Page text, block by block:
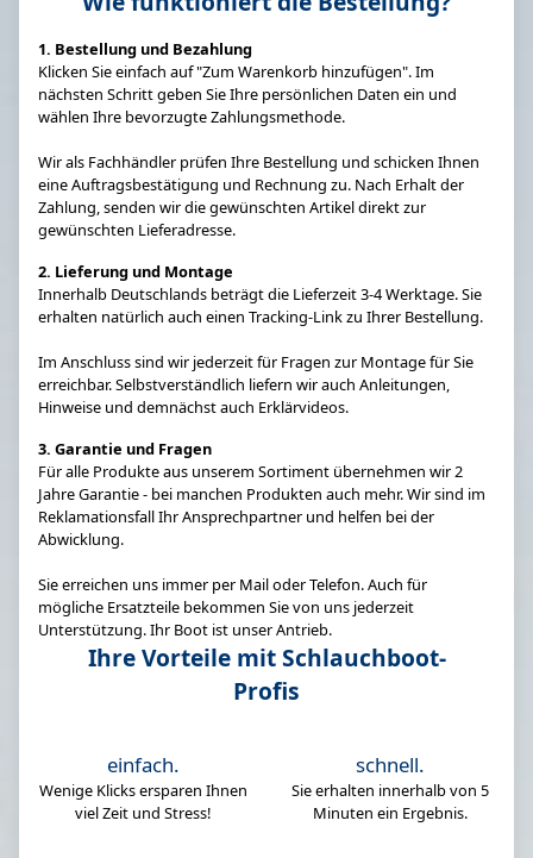
1. Bestellung und Bezahlung
Klicken Sie einfach auf "Zum Warenkorb hinzufügen". Im
nächsten Schritt geben Sie Ihre persönlichen Daten ein und
wählen Ihre bevorzugte Zahlungsmethode.
Wir als Fachhändler prüfen Ihre Bestellung und schicken Ihnen
eine Auftragsbestätigung und Rechnung zu. Nach Erhalt der
Zahlung, senden wir die gewünschten Artikel direkt zur
gewünschten Lieferadresse.
2. Lieferung und Montage
Innerhalb Deutschlands beträgt die Lieferzeit 3-4 Werktage. Sie
erhalten natürlich auch einen Tracking-Link zu Ihrer Bestellung.
Im Anschluss sind wir jederzeit für Fragen zur Montage für Sie
erreichbar. Selbstverständlich liefern wir auch Anleitungen,
Hinweise und demnächst auch Erklärvideos.
3. Garantie und Fragen
Für alle Produkte aus unserem Sortiment übernehmen wir 2
Jahre Garantie - bei manchen Produkten auch mehr. Wir sind im
Reklamationsfall Ihr Ansprechpartner und helfen bei der
Abwicklung.
Sie erreichen uns immer per Mail oder Telefon. Auch für
mögliche Ersatzteile bekommen Sie von uns jederzeit
Unterstützung. Ihr Boot ist unser Antrieb.
Ihre Vorteile mit Schlauchboot-
Profis
einfach.
Wenige Klicks ersparen Ihnen
viel Zeit und Stress!
schnell.
Sie erhalten innerhalb von 5
Minuten ein Ergebnis.